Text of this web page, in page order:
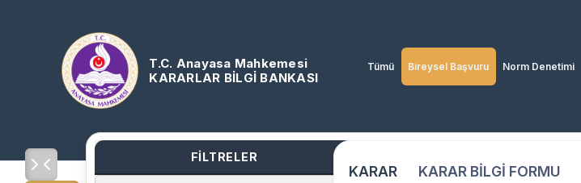
T.C. Anayasa Mahkemesi
KARARLAR BİLGİ BANKASI
Tümü Bireysel Başvuru Norm Denetimi
FİLTRELER
KARAR KARAR BİLGİ FORMU